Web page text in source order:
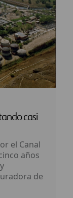
casi
el Canal
años
de